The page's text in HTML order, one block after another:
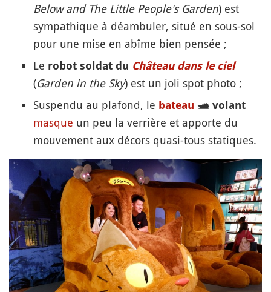
Below and The Little People's Garden) est
sympathique à déambuler, situé en sous-sol
pour une mise en abîme bien pensée ;
Le robot soldat du Château dans le ciel
(Garden in the Sky) est un joli spot photo ;
Suspendu au plafond, le bateau 🛥️ volant
masque un peu la verrière et apporte du
mouvement aux décors quasi-tous statiques.